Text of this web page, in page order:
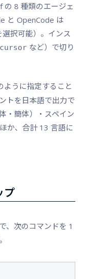
8 種類のエージェ
と OpenCode は
択可能）。インス
など）で切り
ように指定すること
トを日本語で出力で
・簡体）・スペイン
か、合計 13 言語に
プ
、次のコマンドを 1